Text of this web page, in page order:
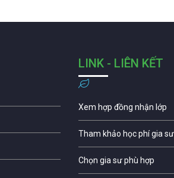
LINK - LIÊN KẾT
Xem hợp đồng nhận lớp
Tham khảo học phí gia sư
Chọn gia sư phù hợp